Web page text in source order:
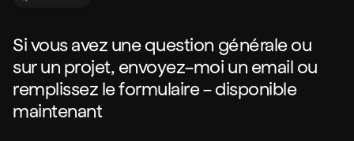
Si vous avez une question générale ou
sur un projet, envoyez-moi un email ou
remplissez le formulaire - disponible
maintenant